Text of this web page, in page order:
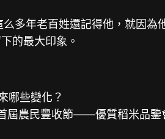
年老百姓還記得他，就因為
的最大印象。
哪些變化？
農民豐收節——優質稻米品鑒